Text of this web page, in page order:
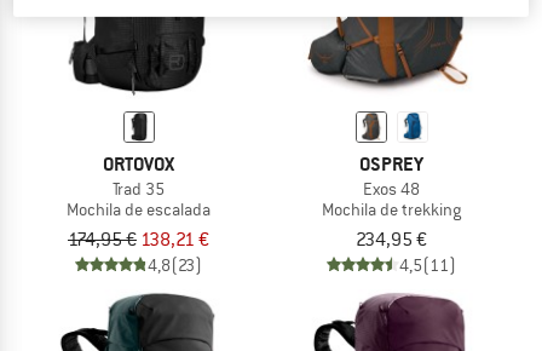
ORTOVOX
Trad 35
Mochila de escalada
174,95 € 138,21 €
4,8(23)
OSPREY
Exos 48
Mochila de trekking
234,95 €
4,5(11)